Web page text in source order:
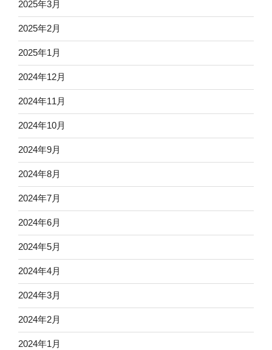
2025年3月
2025年2月
2025年1月
2024年12月
2024年11月
2024年10月
2024年9月
2024年8月
2024年7月
2024年6月
2024年5月
2024年4月
2024年3月
2024年2月
2024年1月